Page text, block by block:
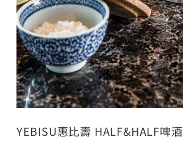
YEBISU惠比壽 HALF&HALF啤酒